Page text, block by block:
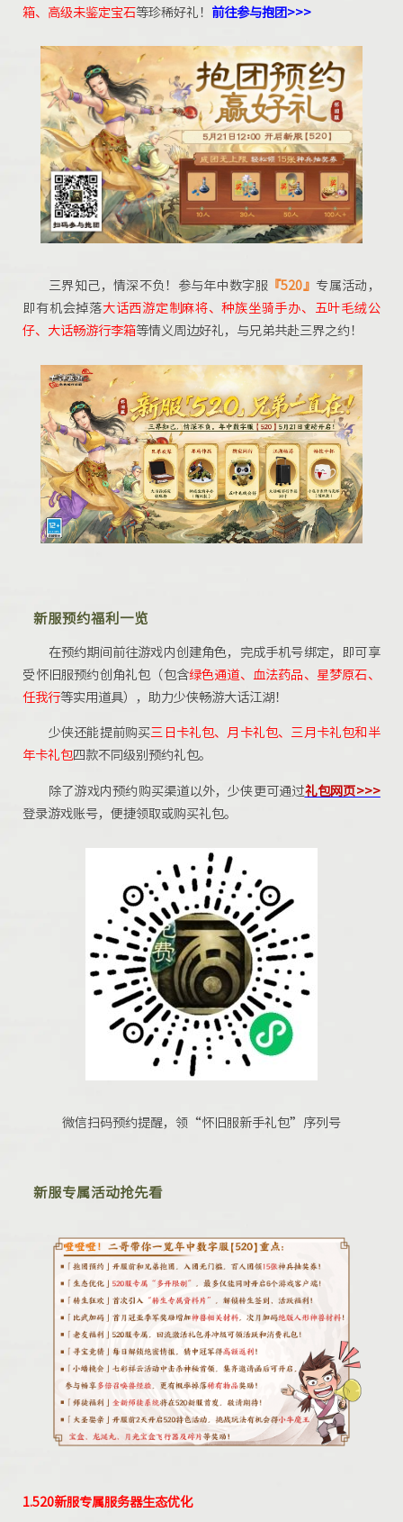
箱、高级未鉴定宝石等珍稀好礼！ 前往参与抱团>>>
三界知己，情深不负！参与年中数字服 『520』专属活动，
即有机会掉落大话西游定制麻将、种族坐骑手办、五叶毛绒公
仔、大话畅游行李箱等情义周边好礼，与兄弟共赴三界之约！
新服预约福利一览
在预约期间前往游戏内创建角色，完成手机号绑定，即可享
受怀旧服预约创角礼包（包含绿色通道、血法药品、星梦原石、
任我行等实用道具），助力少侠畅游大话江湖！
少侠还能提前购买三日卡礼包、月卡礼包、三月卡礼包和半
年卡礼包四款不同级别预约礼包。
除了游戏内预约购买渠道以外，少侠更可通过礼包网页>>>
登录游戏账号，便捷领取或购买礼包。
微信扫码预约提醒，领“怀旧服新手礼包”序列号
新服专属活动抢先看
1.520新服专属服务器生态优化